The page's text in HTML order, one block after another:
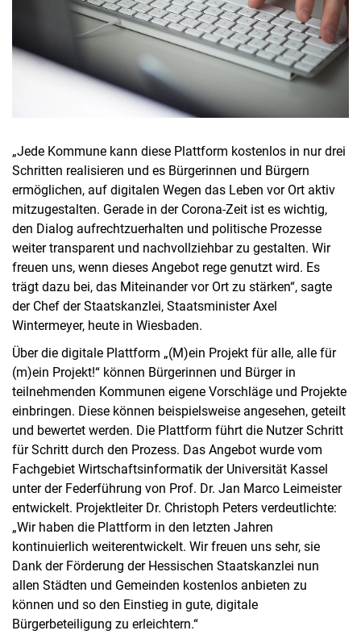
„Jede Kommune kann diese Plattform kostenlos in nur drei
Schritten realisieren und es Bürgerinnen und Bürgern
ermöglichen, auf digitalen Wegen das Leben vor Ort aktiv
mitzugestalten. Gerade in der Corona-Zeit ist es wichtig,
den Dialog aufrechtzuerhalten und politische Prozesse
weiter transparent und nachvollziehbar zu gestalten. Wir
freuen uns, wenn dieses Angebot rege genutzt wird. Es
trägt dazu bei, das Miteinander vor Ort zu stärken“, sagte
der Chef der Staatskanzlei, Staatsminister Axel
Wintermeyer, heute in Wiesbaden.
Über die digitale Plattform „(M)ein Projekt für alle, alle für
(m)ein Projekt!“ können Bürgerinnen und Bürger in
teilnehmenden Kommunen eigene Vorschläge und Projekte
einbringen. Diese können beispielsweise angesehen, geteilt
und bewertet werden. Die Plattform führt die Nutzer Schritt
für Schritt durch den Prozess. Das Angebot wurde vom
Fachgebiet Wirtschaftsinformatik der Universität Kassel
unter der Federführung von Prof. Dr. Jan Marco Leimeister
entwickelt. Projektleiter Dr. Christoph Peters verdeutlichte:
„Wir haben die Plattform in den letzten Jahren
kontinuierlich weiterentwickelt. Wir freuen uns sehr, sie
Dank der Förderung der Hessischen Staatskanzlei nun
allen Städten und Gemeinden kostenlos anbieten zu
können und so den Einstieg in gute, digitale
Bürgerbeteiligung zu erleichtern.“